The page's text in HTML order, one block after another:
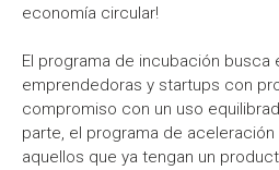
economía circular!
El programa de incubación busca
emprendedoras y startups con
compromiso con un uso
parte, el programa de
aquellos que ya tengan un